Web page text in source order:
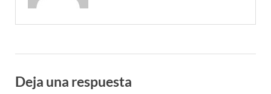
Deja una respuesta